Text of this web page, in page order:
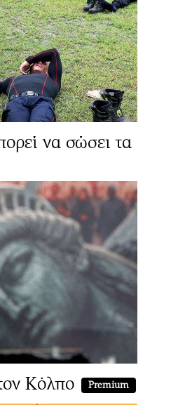
να σώσει τα
Κόλπο Premium